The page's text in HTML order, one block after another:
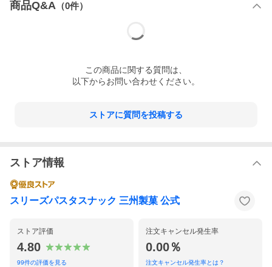
商品Q&A （0件）
この商品に関する質問は、
以下からお問い合わせください。
ストアに質問を投稿する
ストア情報
スリーズパスタスナック 三州製菓 公式
ストア評価
4.80
99件の評価を見る
注文キャンセル発生率
0.00％
注文キャンセル発生率とは？